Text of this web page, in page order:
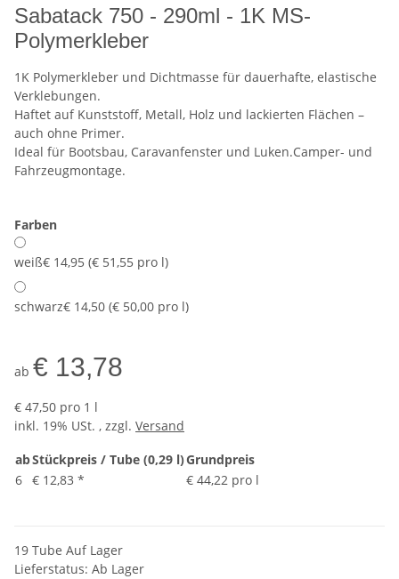
Sabatack 750 - 290ml - 1K MS-
Polymerkleber
1K Polymerkleber und Dichtmasse für dauerhafte, elastische
Verklebungen.
Haftet auf Kunststoff, Metall, Holz und lackierten Flächen –
auch ohne Primer.
Ideal für Bootsbau, Caravanfenster und Luken.Camper- und
Fahrzeugmontage.
Farben
weiß€ 14,95 (€ 51,55 pro l)
schwarz€ 14,50 (€ 50,00 pro l)
ab € 13,78
€ 47,50 pro 1 l
inkl. 19% USt. , zzgl. Versand
abStückpreis / Tube (0,29 l)Grundpreis
6 € 12,83 * € 44,22 pro l
19 Tube Auf Lager
Lieferstatus: Ab Lager